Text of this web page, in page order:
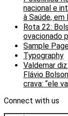
nacional e
à Saúde, em
Rota 22:
ovacionado
Sample
Typography
Valdemar
Flávio
crava: “ele
Connect with us